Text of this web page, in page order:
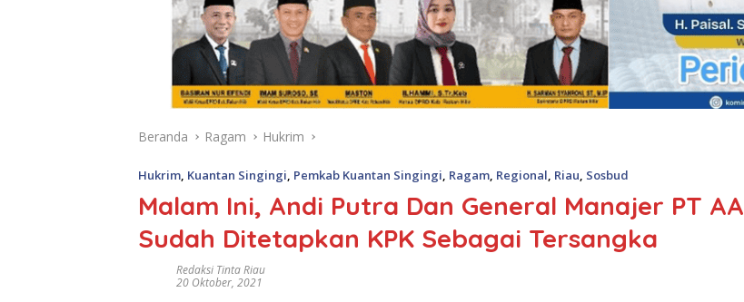
Beranda Ragam Hukrim
Hukrim, Kuantan Singingi, Pemkab Kuantan Singingi, Ragam, Regional, Riau, Sosbud
Malam Ini, Andi Putra Dan General Manajer PT AA
Sudah Ditetapkan KPK Sebagai Tersangka
Redaksi Tinta Riau
20 Oktober, 2021